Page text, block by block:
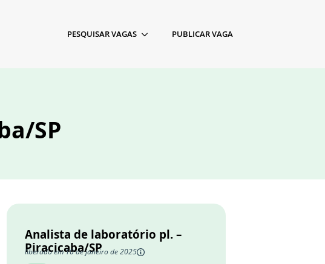
PESQUISAR VAGAS PUBLICAR VAGA
SP
Analista de laboratório pl. –
Piracicaba/SP
liberado em 10 de janeiro de 2025